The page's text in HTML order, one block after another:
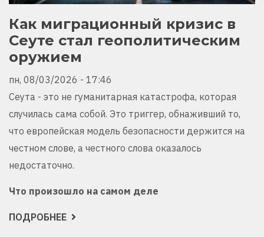
Как миграционный кризис в
Сеуте стал геополитическим
оружием
пн, 08/03/2026 - 17:46
Сеута - это не гуманитарная катастрофа, которая
случилась сама собой. Это триггер, обнаживший то,
что европейская модель безопасности держится на
честном слове, а честного слова оказалось
недостаточно.
Что произошло на самом деле
ПОДРОБНЕЕ О